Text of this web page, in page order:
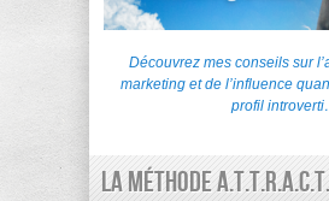
Découvrez mes conseils sur
marketing et de l’influence
profil
La Méthode A.T.T.R.A.C.T.